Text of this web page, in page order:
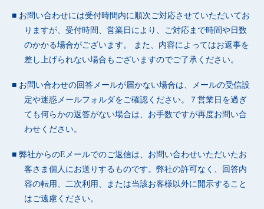
お問い合わせには受付時間内に順次ご対応させていただいてお
りますが、受付時間、営業日により、ご対応まで時間や日数
のかかる場合がございます。 また、内容によってはお返事を
差し上げられない場合もございますのでご了承ください。
お問い合わせの回答メールが届かない場合は、メールの受信設
定や迷惑メールフォルダをご確認ください。７営業日を過ぎ
ても何らかの返答がない場合は、お手数ですが再度お問い合
わせください。
弊社からのEメールでのご返信は、お問い合わせいただいたお
客さま個人にお送りするものです。弊社の許可なく、回答内
容の転用、二次利用、または当該お客様以外に開示すること
はご遠慮ください。